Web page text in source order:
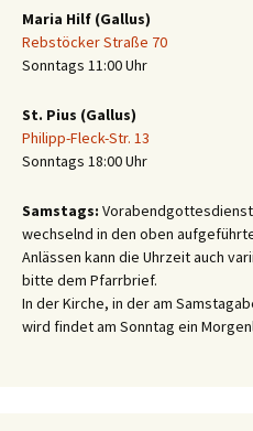
Maria Hilf (Gallus)
Rebstöcker Straße 70
Sonntags 11:00 Uhr
St. Pius (Gallus)
Philipp-Fleck-Str. 13
Sonntags 18:00 Uhr
Samstags: Vorabendgottesdienst
wechselnd in den oben
Anlässen kann die Uhrzeit auch
bitte dem Pfarrbrief.
In der Kirche, in der am
wird findet am Sonntag ein